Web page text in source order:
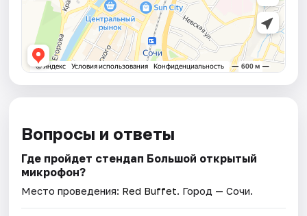
Вопросы и ответы
Где пройдет стендап Большой открытый
микрофон?
Место проведения: Red Buffet. Город — Сочи.